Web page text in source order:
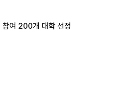
참여 200개 대학 선정